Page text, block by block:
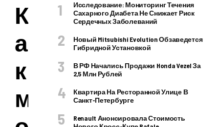
К
а
к
м
Исследование: Мониторинг Течения
Сахарного Диабета Не Снижает Риск
Сердечных Заболеваний
Новый Mitsubishi Evolution Обзаведется
Гибридной Установкой
В РФ Начались Продажи Honda Vezel За
2,5 Млн Рублей
Квартира На Ресторанной Улице В
Санкт-Петербурге
Renault Анонсировала Стоимость